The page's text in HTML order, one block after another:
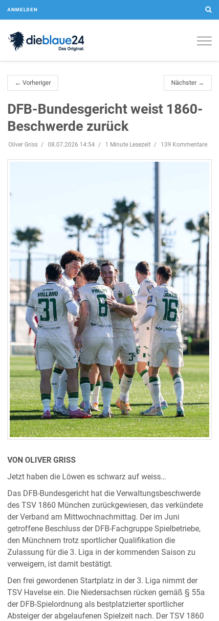
ANMELDEN
← Vorheriger Nächster →
DFB-Bundesgericht weist 1860-
Beschwerde zurück
Oliver Griss 08.07.2026 14:54 1 Minute Lesezeit 139 Kommentare
VON OLIVER GRISS
Jetzt haben die Löwen es schwarz auf weiss…
Das DFB-Bundesgericht hat die Verwaltungsbeschwerde
des TSV 1860 München zurückgewiesen, das verkündete
der Verband am Mittwochnachmittag. Der im Juni
getroffene Beschluss der DFB-Fachgruppe Spielbetriebe,
den Münchnern trotz sportlicher Qualifikation die
Zulassung für die 3. Liga in der kommenden Saison zu
verweigern, ist damit bestätigt.
Den frei gewordenen Startplatz in der 3. Liga nimmt der
TSV Havelse ein. Die Niedersachsen rücken gemäß § 55a
der DFB-Spielordnung als bestplatzierter sportlicher
Absteiger der abgelaufenen Spielzeit nach. Der TSV 1860